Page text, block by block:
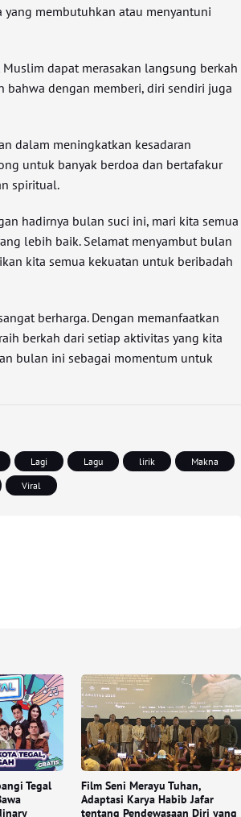
membutuhkan atau menyantuni
dapat merasakan langsung berkah
bahwa dengan memberi, diri sendiri juga
dalam meningkatkan kesadaran
untuk banyak berdoa dan bertafakur
spiritual.
hadirnya bulan suci ini, mari kita semua
lebih baik. Selamat menyambut bulan
kita semua kekuatan untuk beribadah
berharga. Dengan memanfaatkan
berkah dari setiap aktivitas yang kita
bulan ini sebagai momentum untuk
Lagi Lagu lirik
Makna
Viral
Tegal
Film Seni Merayu Tuhan,
Adaptasi Karya Habib Jafar
tentang Pendewasaan Diri yang